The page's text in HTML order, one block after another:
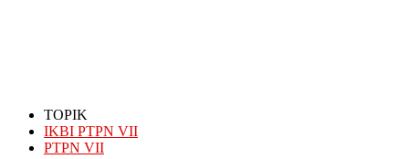
TOPIK
IKBI PTPN VII
PTPN VII